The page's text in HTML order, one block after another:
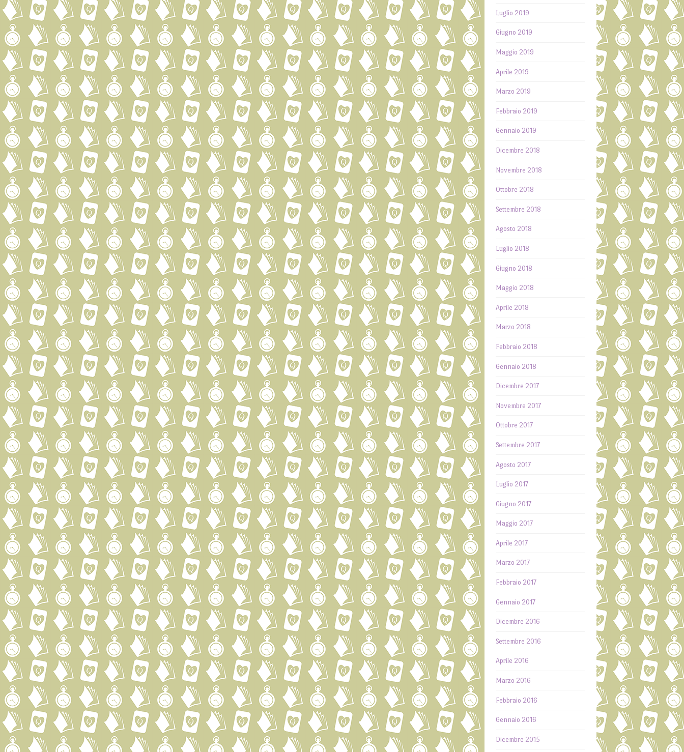
Luglio 2019
Giugno 2019
Maggio 2019
Aprile 2019
Marzo 2019
Febbraio 2019
Gennaio 2019
Dicembre 2018
Novembre 2018
Ottobre 2018
Settembre 2018
Agosto 2018
Luglio 2018
Giugno 2018
Maggio 2018
Aprile 2018
Marzo 2018
Febbraio 2018
Gennaio 2018
Dicembre 2017
Novembre 2017
Ottobre 2017
Settembre 2017
Agosto 2017
Luglio 2017
Giugno 2017
Maggio 2017
Aprile 2017
Marzo 2017
Febbraio 2017
Gennaio 2017
Dicembre 2016
Settembre 2016
Aprile 2016
Marzo 2016
Febbraio 2016
Gennaio 2016
Dicembre 2015